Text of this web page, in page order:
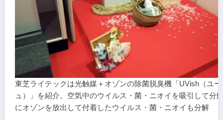
東芝ライテックは光触媒＋オゾンの除菌脱臭機「UVish（ユ
ュ）」を紹介。空気中のウイルス・菌・ニオイを吸引して分
にオゾンを放出して付着したウイルス・菌・ニオイも分解